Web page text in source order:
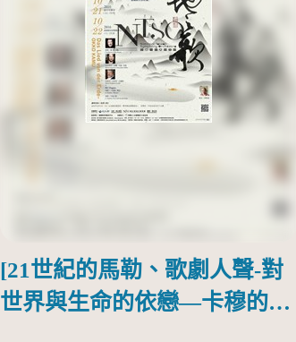
[21世紀的馬勒、歌劇人聲-對
世界與生命的依戀—卡穆的馬